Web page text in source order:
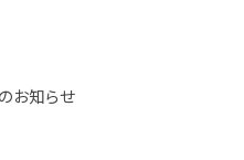
お知らせ